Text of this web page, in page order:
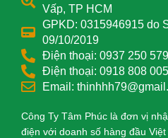
Vấp, TP HCM
GPKD: 0315946915 do
09/10/2019
Điện thoại: 0937 250 579
Điện thoại: 0918 808 005
Email:
Công Ty Tâm Phúc là đơn vị
điện với doanh số hàng đầu